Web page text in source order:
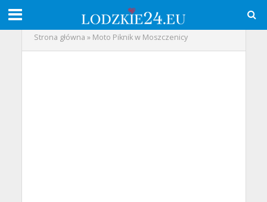
Strona główna » Moto Piknik w Moszczenicy